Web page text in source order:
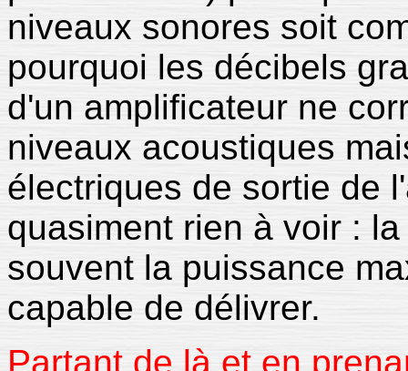
niveaux sonores soit
pourquoi les décibels
d'un amplificateur ne
niveaux acoustiques
électriques de sortie de
quasiment rien à voir :
souvent la puissance
capable de délivrer.
Partant de là et en